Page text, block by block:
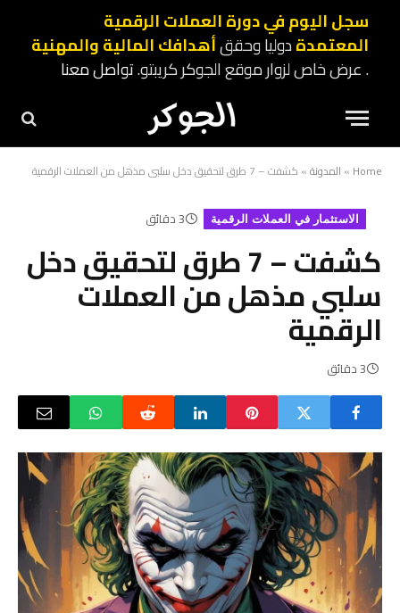
سجل اليوم في دورة العملات الرقمية
المعتمدةدوليا وحققأهدافك المالية والمهنية
. عرض خاص لزوار موقع الجوكر كريبتو.تواصل معنا
Home
» المدونة» كشفت – 7 طرق لتحقيق دخل سلبي مذهل من العملات الرقمية
الاستثمار في العملات الرقمية 3 دقائق
كشفت – 7 طرق لتحقيق دخل
سلبي مذهل من العملات
الرقمية
3 دقائق